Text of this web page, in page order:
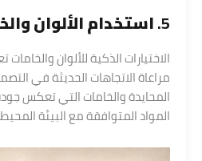
5. استخدام الألوان
الاختيارات الذكية للألوان
مراعاة الاتجاهات الحديثة في
المحايدة والخامات التي تعكس
المواد المتوافقة مع البيئة